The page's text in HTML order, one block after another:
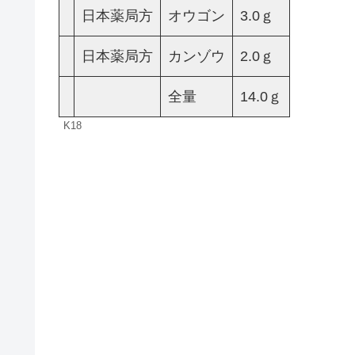
日本薬局方 オウゴン 3.0ｇ
日本薬局方 カンゾウ 2.0ｇ
全量 14.0ｇ
K18